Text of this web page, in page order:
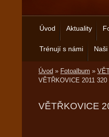
Úvod Aktuality
Trénují s námi
Úvod » Fotoalbum »
VĚTŘKOVICE 2011 320
VĚTŘKOVICE